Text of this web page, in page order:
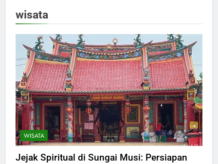
wisata
WISATA
Jejak Spiritual di Sungai Musi: Persiapan